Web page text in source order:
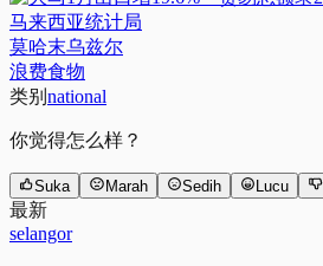
马来西亚统计局
莫哈末乌兹尔
浪费食物
类别 national
你觉得怎么样？
Suka Marah Sedih Lucu
最新
selangor